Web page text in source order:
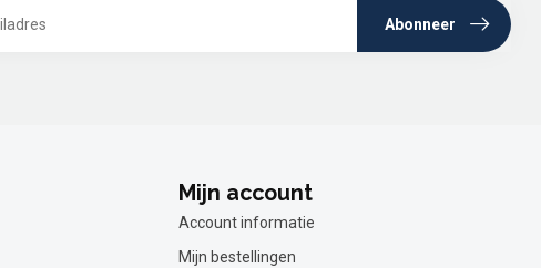
Abonneer
Mijn account
Account informatie
Mijn bestellingen